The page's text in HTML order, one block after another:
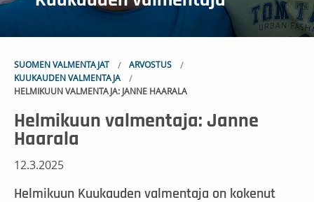
SUOMEN VALMENTAJAT
ARVOSTUS
KUUKAUDEN VALMENTAJA
HELMIKUUN VALMENTAJA: JANNE HAARALA
Helmikuun valmentaja: Janne
Haarala
12.3.2025
Helmikuun Kuukauden valmentaja on kokenut